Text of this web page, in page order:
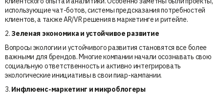
использующие чат-ботов, системы предсказания потребностей
клиентов, а также AR/VR решения в маркетинге и ритейле.
2. Зеленая экономика и устойчивое развитие
Вопросы экологии и устойчивого развития становятся все более
важными для брендов. Многие компании начали осознавать свою
социальную ответственность и активно интегрировать
экологические инициативы в свои пиар-кампании.
3. Инфлюенс-маркетинг и микроблогеры